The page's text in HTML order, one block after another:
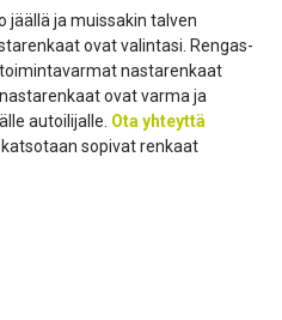
jäällä ja muissakin talven
ovat valintasi. Rengas-
nastarenkaat
ovat varma ja
autoilijalle. Ota yhteyttä
sopivat renkaat